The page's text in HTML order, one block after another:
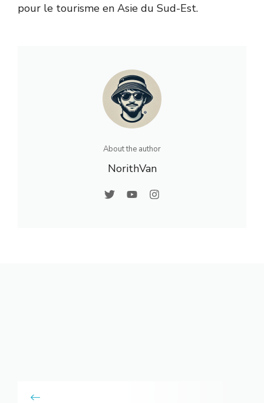
pour le tourisme en Asie du Sud-Est.
About the author
NorithVan